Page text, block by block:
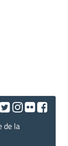
de la